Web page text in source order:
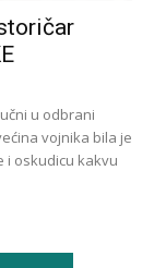
u odbrani
vojnika bila je
i oskudicu kakvu